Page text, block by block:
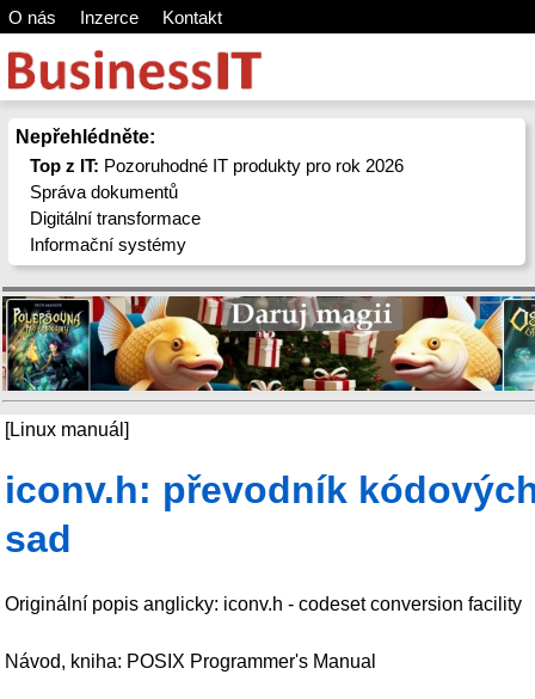
O nás Inzerce Kontakt
Nepřehlédněte:
Top z IT: Pozoruhodné IT produkty pro rok 2026
Správa dokumentů
Digitální transformace
Informační systémy
[Linux manuál]
iconv.h: převodník
sad
Originální popis anglicky: iconv.h - codeset conversion facility
Návod, kniha: POSIX Programmer's Manual